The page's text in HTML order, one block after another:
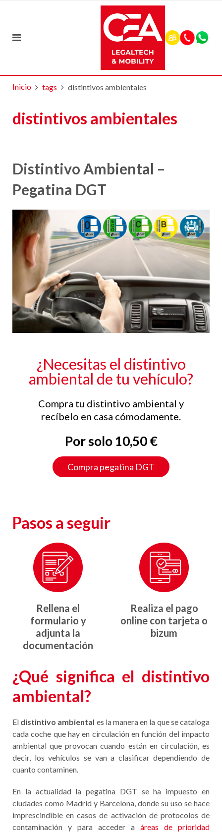
Inicio tags distintivos ambientales
distintivos ambientales
Distintivo Ambiental –
Pegatina DGT
¿Necesitas el distintivo
ambiental de tu vehículo?
Compra tu distintivo ambiental y
recíbelo en casa cómodamente.
Por solo 10,50 €
Compra pegatina DGT
Pasos a seguir
Rellena el
formulario y
adjunta la
documentación
Realiza el pago
online con tarjeta o
bizum
¿Qué significa el distintivo
ambiental?
El distintivo ambiental es la manera en la que se cataloga
cada coche que hay en circulación en función del impacto
ambiental que provocan cuando están en circulación, es
decir, los vehículos se van a clasificar dependiendo de
cuanto contaminen.
En la actualidad la pegatina DGT se ha impuesto en
ciudades como Madrid y Barcelona, donde su uso se hace
imprescindible en casos de activación de protocolos de
contaminación y para acceder a áreas de prioridad